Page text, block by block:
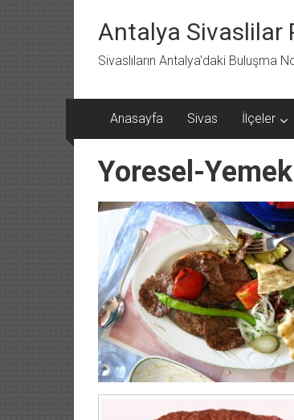
Antalya Sivaslilar
Sivaslıların Antalya'daki Buluşma
Anasayfa Sivas İlçeler
Yoresel-